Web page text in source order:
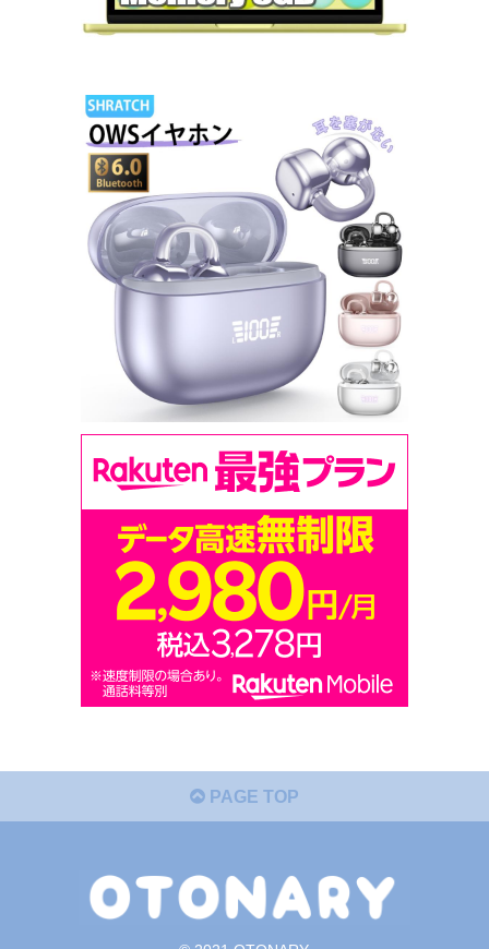
PAGE TOP